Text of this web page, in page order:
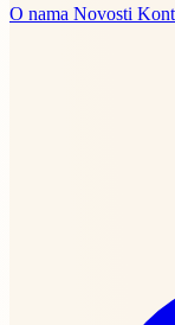
O nama Novosti